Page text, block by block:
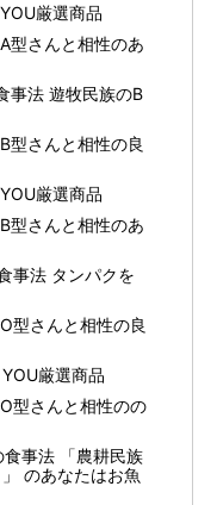
厳選商品
型さんと相性のあ
事法 遊牧民族のB
型さんと相性の良
厳選商品
型さんと相性のあ
事法 タンパクを
型さんと相性の良
厳選商品
型さんと相性のの
事法 「農耕民族
のあなたはお魚